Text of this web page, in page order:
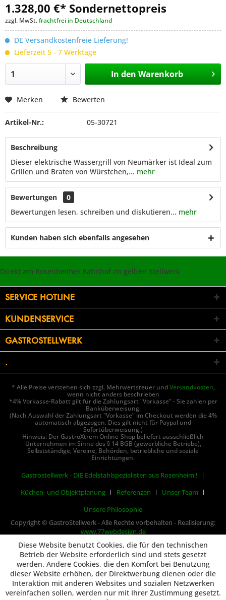
1.328,00 €* Sondernettopreis
zzgl. MwSt.frachtfrei in Deutschland
DE Versandkostenfreie Lieferung!
Lieferzeit 5 - 7 Werktage
In den Warenkorb
Merken Bewerten
Artikel-Nr.: 05-30721
Beschreibung
Dieser elektrische Wassergrill von Neumärker ist Ideal zum
Grillen und Braten von Würstchen,... mehr
Bewertungen
0
Bewertungen lesen, schreiben und diskutieren... mehr
Kunden haben sich ebenfalls angesehen
Direkt am Rosenheimer Bahnhof im gelben Stellwerk
SERVICE HOTLINE
KUNDENSERVICE
GASTROSTELLWERK
.
* Alle Preise verstehen sich zzgl. Mehrwertsteuer undVersandkosten,
wenn nicht anders beschrieben
*4% Vorkasse-Rabatt gilt für die Zahlungsart "Vorkasse" - Sie zahlen per
Banküberweisung.
(Nach Auswahl der Zahlungsart "Vorkasse" im Checkout werden die 4%
automatisch abgezogen. Dies gilt nicht für Paypal und
Sofortüberweisung.)
Hinweis: Der GastroXtrem Online-Shop beliefert ausschließlich
Unternehmen im Sinne des § 14 BGB (gewerbliche Betriebe),
Selbstständige, Vereine, Behörden, betriebliche und soziale
Einrichtungen.
Gastrostellwerk - DIE Edelstahlspezialisten aus Rosenheim !
Küchen- und Objektplanung
Referenzen
Unser Team
Unsere Philosophie
Copyright © GastroStellwerk - Alle Rechte vorbehalten - Realisierung:
www.77webdesign.de
Diese Website benutzt Cookies, die für den technischen
Betrieb der Website erforderlich sind und stets gesetzt
werden. Andere Cookies, die den Komfort bei Benutzung
dieser Website erhöhen, der Direktwerbung dienen oder die
Interaktion mit anderen Websites und sozialen Netzwerken
vereinfachen sollen, werden nur mit Ihrer Zustimmung gesetzt.